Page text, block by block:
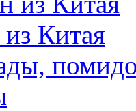
Китая